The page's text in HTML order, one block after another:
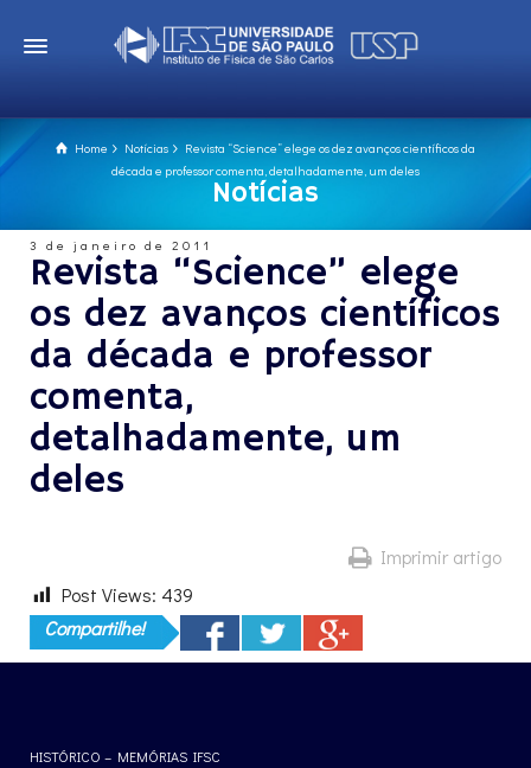
Home Notícias
Revista “Science” elege os dez avanços científicos da
década e professor comenta, detalhadamente, um deles
Notícias
3 de janeiro de 2011
Revista “Science” elege
os dez avanços científicos
da década e professor
comenta,
detalhadamente, um
deles
Imprimir artigo
Post Views: 439
Compartilhe!
HISTÓRICO – MEMÓRIAS IFSC